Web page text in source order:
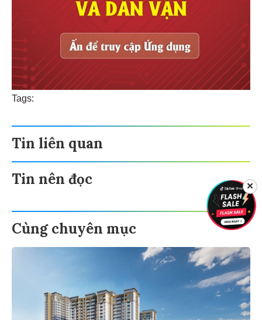
Tags:
Tin liên quan
Tin nên đọc
Cùng chuyên mục
✕